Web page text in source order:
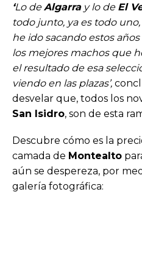
‘Lo deAlgarray lo de El
todo junto, ya es todo
he ido sacando estos
los mejores machos que
el resultado de esa
viendo en las plazas’,
desvelar que, todos los
San Isidro, son de esta
Descubre cómo es la
camada de Montealto
aún se despereza, por
galería fotográfica: